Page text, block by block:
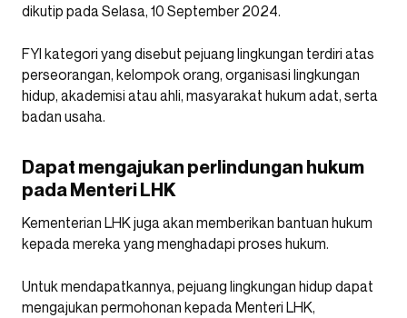
dikutip pada Selasa, 10 September 2024.
FYI kategori yang disebut pejuang lingkungan terdiri atas
perseorangan, kelompok orang, organisasi lingkungan
hidup, akademisi atau ahli, masyarakat hukum adat, serta
badan usaha.
Dapat mengajukan perlindungan hukum
pada Menteri LHK
Kementerian LHK juga akan memberikan bantuan hukum
kepada mereka yang menghadapi proses hukum.
Untuk mendapatkannya, pejuang lingkungan hidup dapat
mengajukan permohonan kepada Menteri LHK,